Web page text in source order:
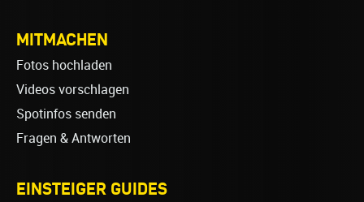
MITMACHEN
Fotos hochladen
Videos vorschlagen
Spotinfos senden
Fragen & Antworten
EINSTEIGER GUIDES